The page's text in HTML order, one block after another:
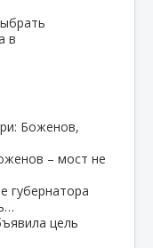
в
Боженов,
губернатора
цель